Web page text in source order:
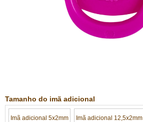
Tamanho do imã adicional
Imã adicional 5x2mm Imã adicional 12,5x2mm